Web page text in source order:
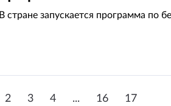
В стране запускается программа по
2 3 4 ... 16 17